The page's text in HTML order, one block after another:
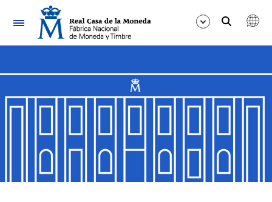
Nabigazioa
Erakutsi/Ezkutatu
Erakutsi/Ezkutatu
Erakutsi/Ezkutatu